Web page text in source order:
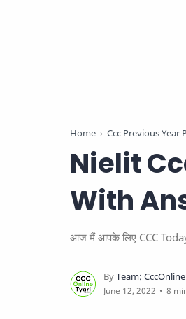
Home Ccc Previous Year
Nielit
With
आज मैं आपके लिए CCC
8